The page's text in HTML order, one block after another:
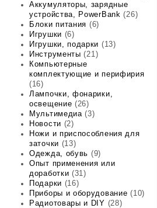
Аккумуляторы, зарядные
устройства, PowerBank (26)
Блоки питания (6)
Игрушки (6)
Игрушки, подарки (13)
Инструменты (21)
Компьютерные
комплектующие и перифирия
(16)
Лампочки, фонарики,
освещение (26)
Мультимедиа(3)
Новости (2)
Ножи и приспособления для
заточки (13)
Одежда, обувь (9)
Опыт применения или
доработки (31)
Подарки (16)
Приборы и оборудование (10)
Радиотовары и DIY (28)